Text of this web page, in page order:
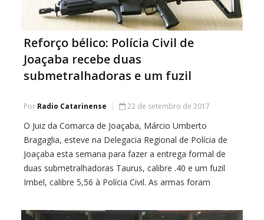
Reforço bélico: Polícia Civil de
Joaçaba recebe duas
submetralhadoras e um fuzil
Por Radio Catarinense 22 de setembro de 2017
O Juiz da Comarca de Joaçaba, Márcio Umberto
Bragaglia, esteve na Delegacia Regional de Polícia de
Joaçaba esta semana para fazer a entrega formal de
duas submetralhadoras Taurus, calibre .40 e um fuzil
Imbel, calibre 5,56 à Polícia Civil. As armas foram
utilizadas por policiais da […]